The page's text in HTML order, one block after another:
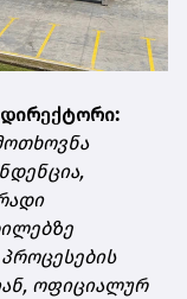
დირექტორი:
ოფიციალურ